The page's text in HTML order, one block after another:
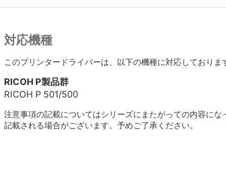
対応機種
このプリンタードライバーは、以下の機種に対応しておりま
RICOH P製品群
RICOH P 501/500
注意事項の記載についてはシリーズにまたがっての内容に
記載される場合がございます。予めご了承ください。